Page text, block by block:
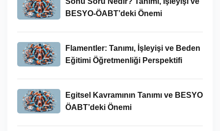
BESYO-ÖABT’deki Önemi
Flamentler: Tanımı, İşleyişi ve Beden
Eğitimi Öğretmenliği Perspektifi
Egitsel Kavramının Tanımı ve BESYO
ÖABT’deki Önemi